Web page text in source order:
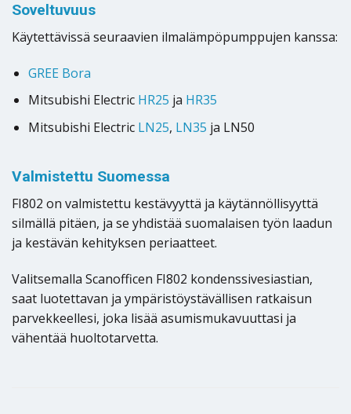
Soveltuvuus
Käytettävissä seuraavien ilmalämpöpumppujen kanssa:
GREE Bora
Mitsubishi Electric HR25 ja HR35
Mitsubishi Electric LN25, LN35 ja LN50
Valmistettu Suomessa
FI802 on valmistettu kestävyyttä ja käytännöllisyyttä
silmällä pitäen, ja se yhdistää suomalaisen työn laadun
ja kestävän kehityksen periaatteet.
Valitsemalla Scanofficen FI802 kondenssivesiastian,
saat luotettavan ja ympäristöystävällisen ratkaisun
parvekkeellesi, joka lisää asumismukavuuttasi ja
vähentää huoltotarvetta.